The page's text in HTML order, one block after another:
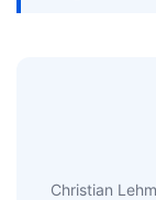
Christian